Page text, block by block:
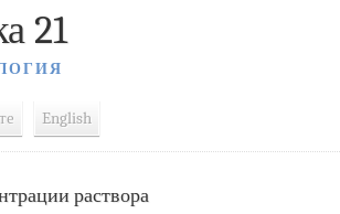
21
English
раствора